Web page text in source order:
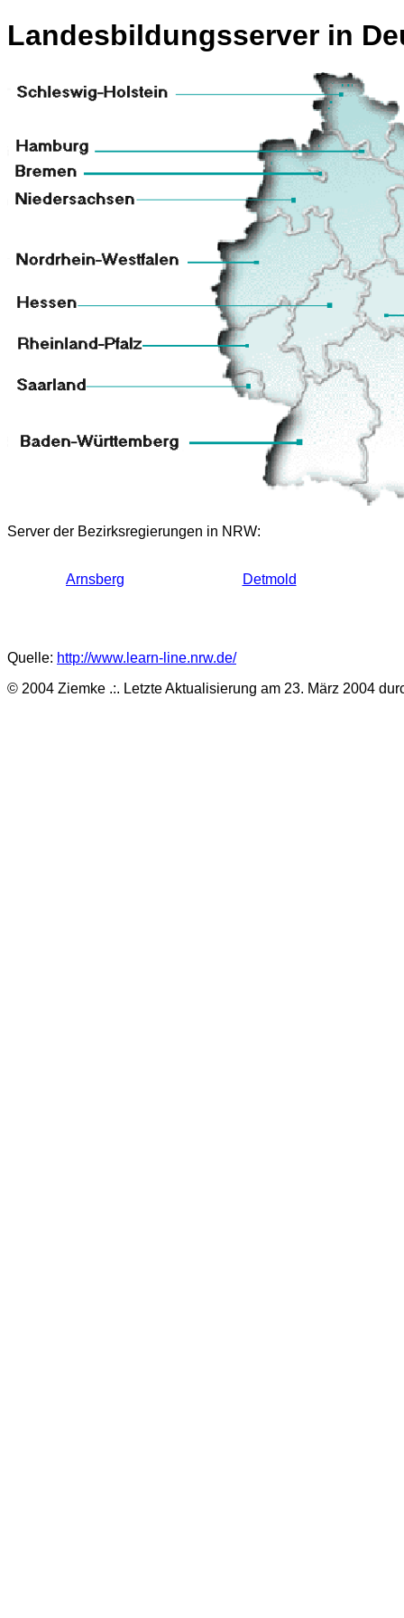
Landesbildungsserver in
Server der Bezirksregierungen in NRW:
Arnsberg Detmold
Quelle: http://www.learn-line.nrw.de/
© 2004 Ziemke .:. Letzte Aktualisierung am 23. März 2004